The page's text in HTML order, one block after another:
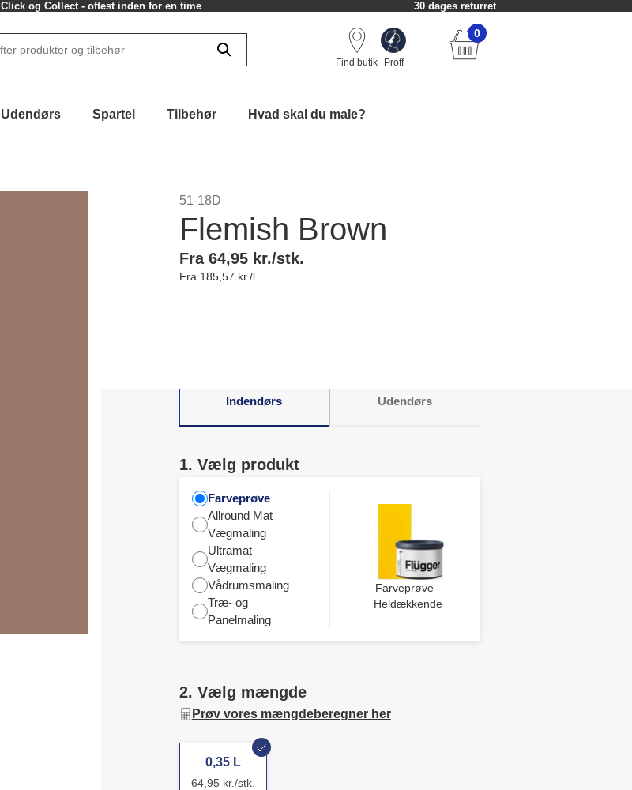
Click og Collect - oftest inden for en time 30 dages returret
Find butik Proff
0
Udendørs Spartel Tilbehør Hvad skal du male?
51-18D
Flemish Brown
Fra 64,95 kr./stk.
Fra 185,57 kr./l
Indendørs Udendørs
1. Vælg produkt
Farveprøve
Allround Mat
Vægmaling
Ultramat
Vægmaling
Vådrumsmaling
Træ- og
Panelmaling
Farveprøve -
Heldækkende
2. Vælg mængde
Prøv vores mængdeberegner her
0,35 L
64,95 kr./stk.